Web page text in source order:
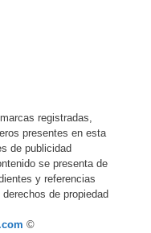
registradas,
presentes en esta
de publicidad
se presenta de
y referencias
de propiedad
©